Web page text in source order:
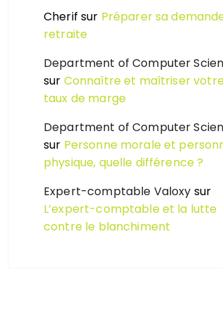
Cherif sur Préparer sa
retraite
Department of Computer
sur Connaître et maîtriser
taux de marge
Department of Computer
sur Personne morale et
physique, quelle différence ?
Expert-comptable Valoxy sur
L’expert-comptable et la lutte
contre le blanchiment